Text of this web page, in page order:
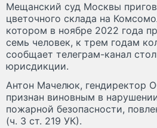
Мещанский суд Москвы
цветочного склада на
котором в ноябре 2022 года
семь человек, к трем годам
сообщает телеграм-канал
юрисдикции.
Антон Мачелюк, гендиректор
признан виновным в
пожарной безопасности,
(ч. 3 ст. 219 УК).